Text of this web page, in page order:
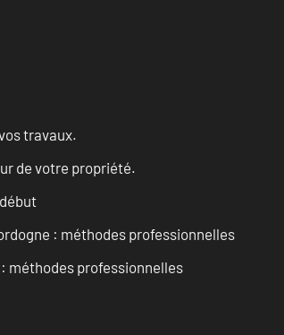
travaux.
de votre propriété.
: méthodes professionnelles
méthodes professionnelles